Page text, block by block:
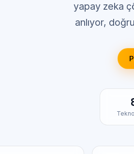
yapay zeka
anlıyor,